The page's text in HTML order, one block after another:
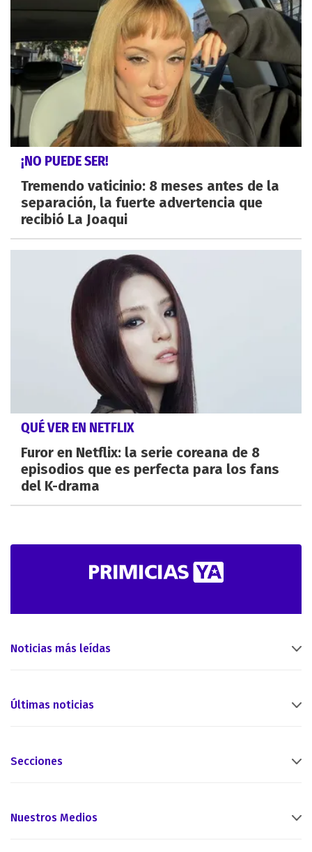
¡NO PUEDE SER!
Tremendo vaticinio: 8 meses antes de la
separación, la fuerte advertencia que
recibió La Joaqui
QUÉ VER EN NETFLIX
Furor en Netflix: la serie coreana de 8
episodios que es perfecta para los fans
del K-drama
Noticias más leídas
Últimas noticias
Secciones
Nuestros Medios